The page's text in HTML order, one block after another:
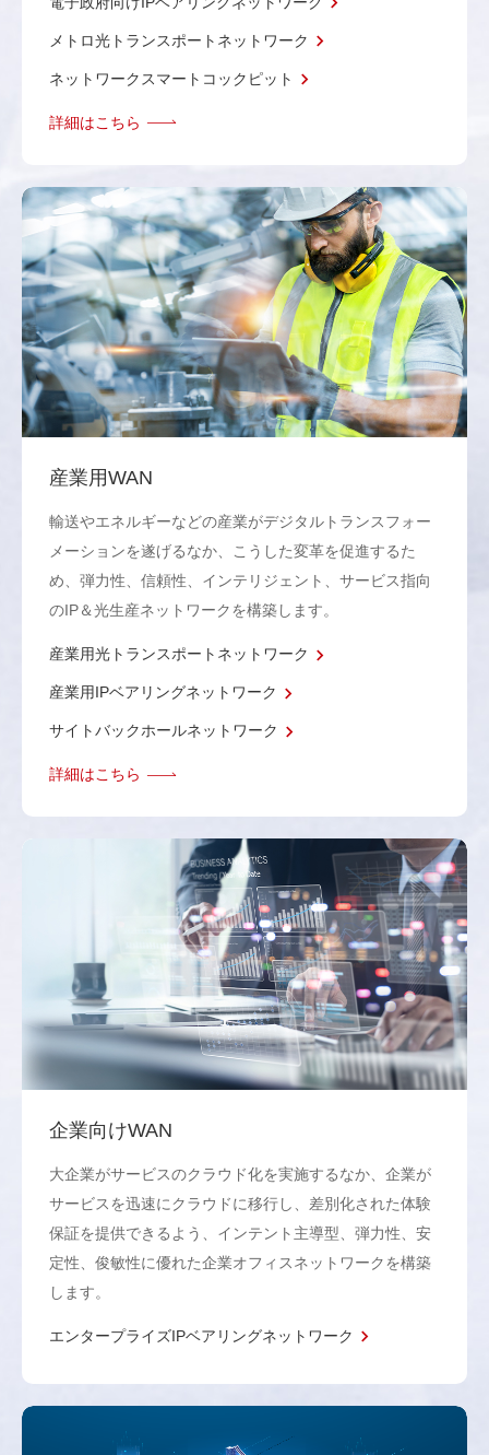
メトロ光トランスポートネットワーク
ネットワークスマートコックピット
詳細はこちら
産業用WAN
輸送やエネルギーなどの産業がデジタルトランスフォー
メーションを遂げるなか、こうした変革を促進するた
め、弾力性、信頼性、インテリジェント、サービス指向
のIP＆光生産ネットワークを構築します。
産業用光トランスポートネットワーク
産業用IPベアリングネットワーク
サイトバックホールネットワーク
詳細はこちら
企業向けWAN
大企業がサービスのクラウド化を実施するなか、企業が
サービスを迅速にクラウドに移行し、差別化された体験
保証を提供できるよう、インテント主導型、弾力性、安
定性、俊敏性に優れた企業オフィスネットワークを構築
します。
エンタープライズIPベアリングネットワーク